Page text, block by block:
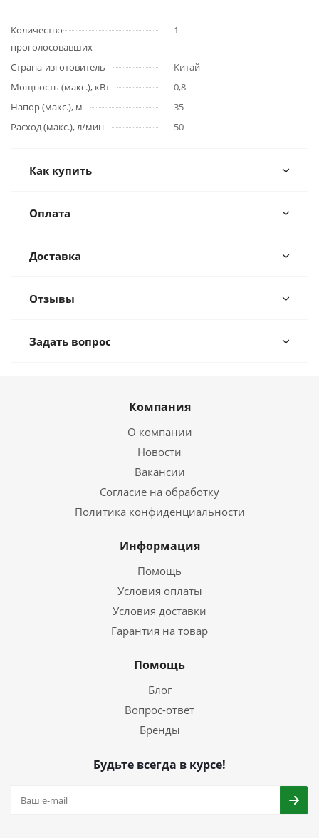
Количество
проголосовавших
1
Страна-изготовитель
Китай
Мощность (макс.), кВт
0,8
Напор (макс.), м
35
Расход (макс.), л/мин
50
Как купить
Оплата
Доставка
Отзывы
Задать вопрос
Компания
О компании
Новости
Вакансии
Согласие на обработку
Политика конфиденциальности
Информация
Помощь
Условия оплаты
Условия доставки
Гарантия на товар
Помощь
Блог
Вопрос-ответ
Бренды
Будьте всегда в курсе!